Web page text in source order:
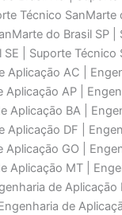
Técnico SanMarte
do Brasil SP |
SE | Suporte Técnico
Aplicaçāo AC |
Aplicaçāo AP |
Aplicaçāo BA |
Aplicaçāo DF |
Aplicaçāo GO |
Aplicaçāo MT |
de Aplicaçāo
de